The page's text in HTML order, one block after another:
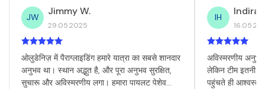
JW Jimmy W.
29.05.2025
ओलुडेनिज़ में पैराग्लाइडिंग हमारे यात्रा का सबसे शानदार
अनुभव था। स्थान अद्भुत है, और पूरा अनुभव सुरक्षित,
सुचारू और अविस्मरणीय लगा। हमारा पायलट पेशेव...
IH Indira
अविस्मरणीय
लेकिन टीम इतनी
पहुंचते ही आश्वस्त